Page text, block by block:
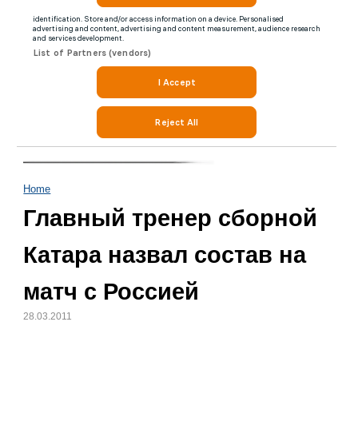
Home
Главный тренер сборной
Катара назвал состав на
матч с Россией
28.03.2011